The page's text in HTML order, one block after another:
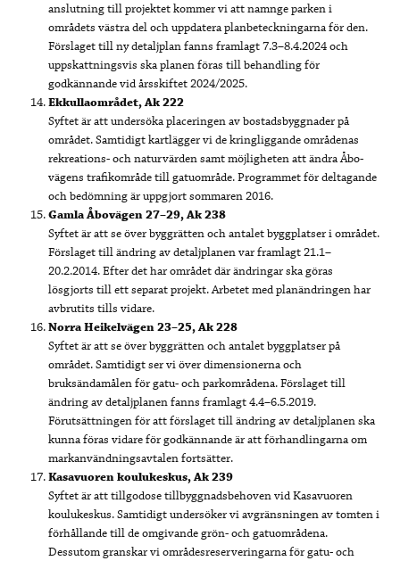
anslutning till projektet kommer vi att namnge parken i
områdets västra del och uppdatera planbeteckningarna för den.
Förslaget till ny detaljplan fanns framlagt 7.3–8.4.2024 och
uppskattningsvis ska planen föras till behandling för
godkännande vid årsskiftet 2024/2025.
Ekkullaområdet, Ak 222
Syftet är att undersöka placeringen av bostadsbyggnader på
området. Samtidigt kartlägger vi de kringliggande områdenas
rekreations- och naturvärden samt möjligheten att ändra Åbo-
vägens trafikområde till gatuområde. Programmet för deltagande
och bedömning är uppgjort sommaren 2016.
Gamla Åbovägen 27–29, Ak 238
Syftet är att se över byggrätten och antalet byggplatser i området.
Förslaget till ändring av detaljplanen var framlagt 21.1–
20.2.2014. Efter det har området där ändringar ska göras
lösgjorts till ett separat projekt. Arbetet med planändringen har
avbrutits tills vidare.
Norra Heikelvägen 23–25, Ak 228
Syftet är att se över byggrätten och antalet byggplatser på
området. Samtidigt ser vi över dimensionerna och
bruksändamålen för gatu- och parkområdena. Förslaget till
ändring av detaljplanen fanns framlagt 4.4–6.5.2019.
Förutsättningen för att förslaget till ändring av detaljplanen ska
kunna föras vidare för godkännande är att förhandlingarna om
markanvändningsavtalen fortsätter.
Kasavuoren koulukeskus, Ak 239
Syftet är att tillgodose tillbyggnadsbehoven vid Kasavuoren
koulukeskus. Samtidigt undersöker vi avgränsningen av tomten i
förhållande till de omgivande grön- och gatuområdena.
Dessutom granskar vi områdesreserveringarna för gatu- och